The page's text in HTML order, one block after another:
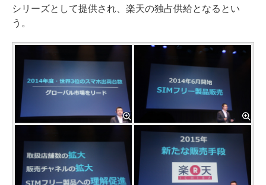
シリーズとして提供され、楽天の独占供給となるとい
う。